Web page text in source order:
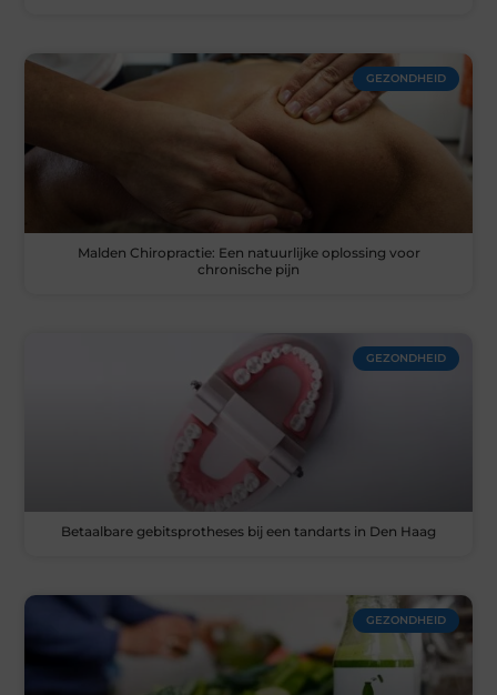
GEZONDHEID
Malden Chiropractie: Een natuurlijke oplossing voor
chronische pijn
GEZONDHEID
Betaalbare gebitsprotheses bij een tandarts in Den Haag
GEZONDHEID